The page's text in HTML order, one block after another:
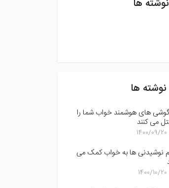
ها
ها
گوشی های هوشمند خواب شما را
می کنند
1400/09/20
نوشیدنی ها به خواب کمک می
1400/10/20